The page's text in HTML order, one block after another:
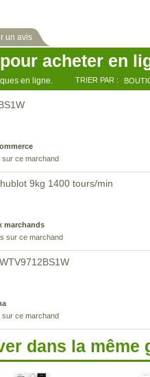
un avis
acheter en
en ligne. TRIER PAR :
sur ce marchand
9kg 1400 tours/min
marchands
sur ce marchand
sur ce marchand
dans la même